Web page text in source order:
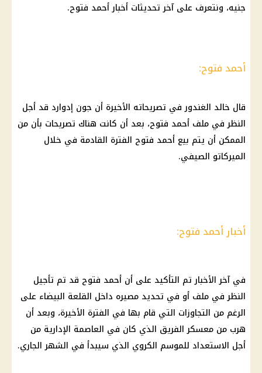
جنيه، ونتعرف على آخر تحديثات أخبار أحمد فتوح.
أحمد فتوح:
قال خالد الغندور في تصريحاته الأخيرة أن جون إدوارد قد أجل
النظر في ملف أحمد فتوح، بعد أن كانت هناك تصريحات بأن من
الممكن أن يتم بيع أحمد فتوح الفترة القادمة في خلال
الميركاتو الصيفي.
أخبار أحمد فتوح:
في آخر الأخبار تم التأكيد على أن أحمد فتوح قد تم تأجيل
النظر في ملف أو في تحديد مصيره داخل القلعة البيضاء على
الرغم من التجاوزات التي قام بها في الفترة الأخيرة، وبعد أن
هرب من معسكر الفريق الذي كان في العاصمة الإدارية من
أجل الاستعداد للموسم الكروي الذي سيبدأ في الشهر الجاري.